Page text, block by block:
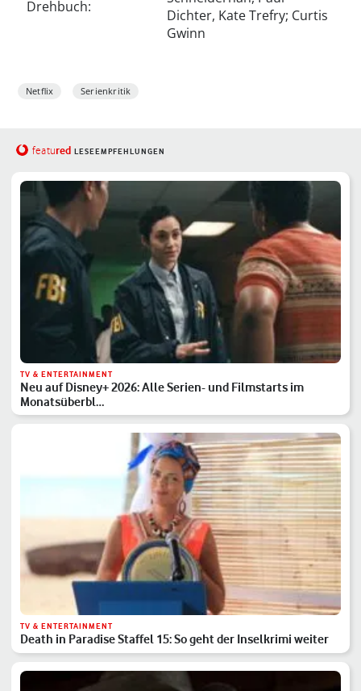
Drehbuch:
Dichter, Kate Trefry; Curtis
Gwinn
Netflix Serienkritik
featured LESEEMPFEHLUNGEN
TV & ENTERTAINMENT
Neu auf Disney+ 2026: Alle Serien- und Filmstarts im
Monatsüberbl…
TV & ENTERTAINMENT
Death in Paradise Staffel 15: So geht der Inselkrimi weiter